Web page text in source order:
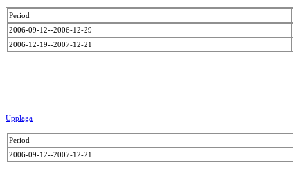
Period
2006-09-12--2006-12-29
2006-12-19--2007-12-21
Upplaga
Period
2006-09-12--2007-12-21